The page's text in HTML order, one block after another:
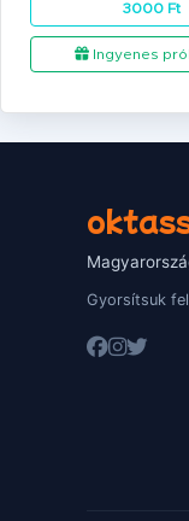
3000 Ft
Ingyenes
Gyorsítsuk